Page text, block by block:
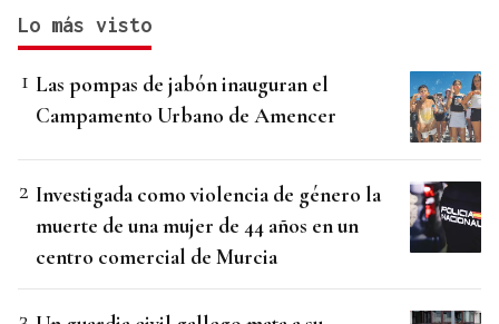
Lo más visto
Las pompas de jabón inauguran el
Campamento Urbano de Amencer
Investigada como violencia de género la
muerte de una mujer de 44 años en un
centro comercial de Murcia